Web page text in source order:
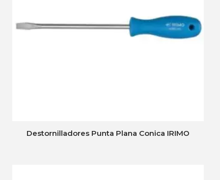
Destornilladores Punta Plana Conica IRIMO